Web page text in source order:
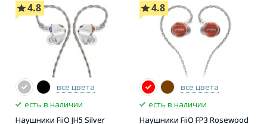
4.8
все цвета
есть в наличии
Наушники FiiO JH5 Silver
4.8
все цвета
есть в наличии
Наушники FiiO FP3 Rosewood